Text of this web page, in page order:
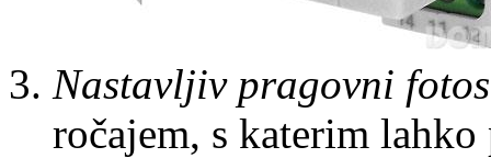
Nastavljiv pragovni
ročajem, s katerim